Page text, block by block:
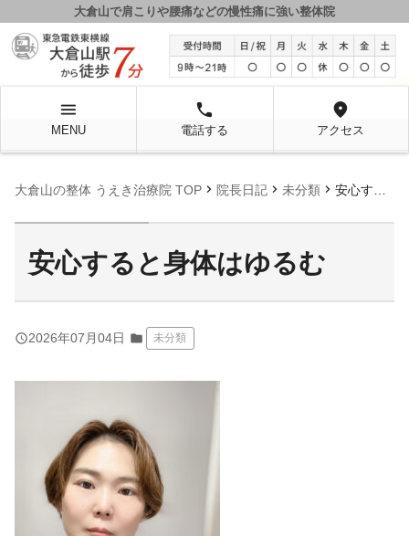
大倉山で肩こりや腰痛などの慢性痛に強い整体院
menu
MENU
local_phone
電話する
location_on
アクセス
大倉山の整体 うえき治療院 TOP chevron_right 院長日記 chevron_right 未分類 chevron_right 安心すると身体はゆるむ
安心すると身体はゆるむ
query_builder2026年07月04日 folder 未分類